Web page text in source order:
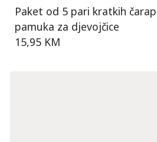
Paket od 5 pari kratkih
pamuka za djevojčice
15,95 KM